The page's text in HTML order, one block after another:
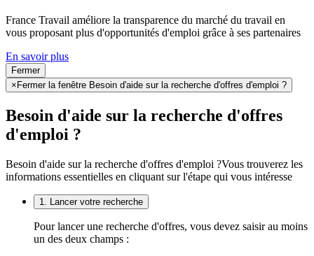
France Travail améliore la transparence du marché du travail en
vous proposant plus d'opportunités d'emploi grâce à ses partenaires
En savoir plus
Fermer
× Fermer la fenêtre Besoin d'aide sur la recherche d'offres d'emploi ?
Besoin d'aide sur la recherche d'offres
d'emploi ?
Besoin d'aide sur la recherche d'offres d'emploi ?Vous trouverez les
informations essentielles en cliquant sur l'étape qui vous intéresse
1. Lancer votre recherche
Pour lancer une recherche d'offres, vous devez saisir au moins
un des deux champs :